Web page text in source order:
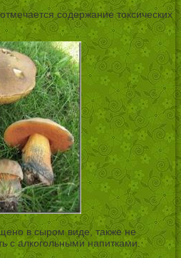
содержание токсических
в сыром виде, также не
с алкогольными напитками.